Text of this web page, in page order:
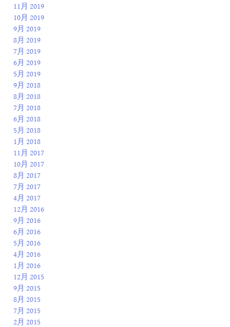
11月 2019
10月 2019
9月 2019
8月 2019
7月 2019
6月 2019
5月 2019
9月 2018
8月 2018
7月 2018
6月 2018
5月 2018
1月 2018
11月 2017
10月 2017
8月 2017
7月 2017
4月 2017
12月 2016
9月 2016
6月 2016
5月 2016
4月 2016
1月 2016
12月 2015
9月 2015
8月 2015
7月 2015
2月 2015